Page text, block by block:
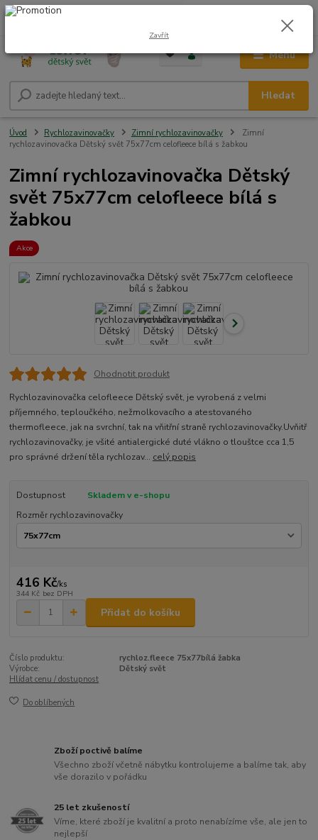
Menu
Hledat
+420 604 278 943 0,00 Kč
Úvod Rychlozavinovačky Zimní rychlozavinovačky
Zimní
rychlozavinovačka Dětský svět 75x77cm celofleece bílá s žabkou
Zimní rychlozavinovačka Dětský
svět 75x77cm celofleece bílá s
žabkou
Akce
Ohodnotit produkt
Rychlozavinovačka celofleece Dětský svět, je vyrobená z velmi
příjemného, teploučkého, nežmolkovacího a atestovaného
thermofleece, jak na svrchní, tak na vňitřní straně rychlozavinovačky.Uvňitř
rychlozavinovačky, je všité antialergické duté vlákno o tlouštce cca 1,5
pro správné držení těla rychlozav... celý popis
Dostupnost
Skladem v e-shopu
Rozměr rychlozavinovačky
416 Kč/ks
344 Kč bez DPH
Přidat do košíku
Číslo produktu:
rychloz.fleece 75x77bílá žabka
Výrobce:
Dětský svět
Hlídat cenu / dostupnost
Do oblíbených
Zboží poctivě balíme
Všechno zboží včetně nábytku kontrolujeme a balíme tak, aby
vše dorazilo v pořádku
25 let zkušeností
Víme, které zboží je kvalitní a proto nenabízíme vše, ale jen to
nejlepší
Zavřít